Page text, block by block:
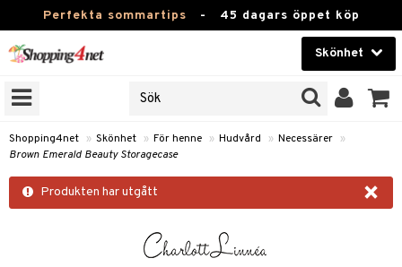
Perfekta sommartips - 45 dagars öppet köp
Skönhet
Skönhet
Kontaktlinser
Apotek
Shopping4net » Skönhet » För henne » Hudvård » Necessärer »
Brown Emerald Beauty Storagecase
×
Produkten har utgått